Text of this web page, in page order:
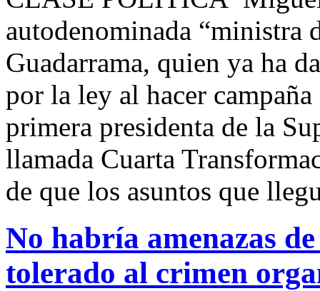
autodenominada “ministra
Guadarrama, quien ya ha
por la ley al hacer
primera presidenta de la
llamada Cuarta
de que los asuntos que
No habría amenazas
tolerado al crimen